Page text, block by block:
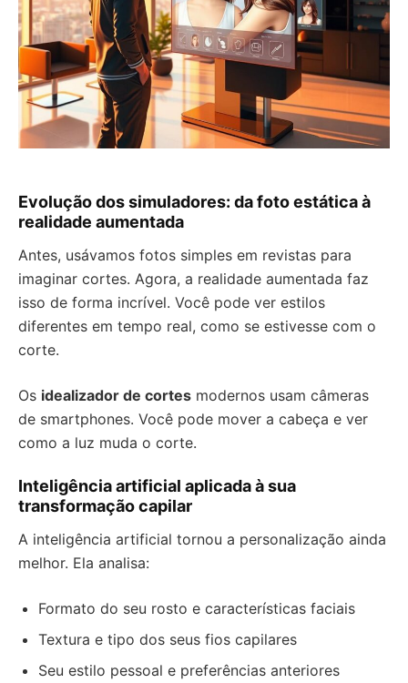
Evolução dos simuladores: da foto estática à
realidade aumentada
Antes, usávamos fotos simples em revistas para
imaginar cortes. Agora, a realidade aumentada faz
isso de forma incrível. Você pode ver estilos
diferentes em tempo real, como se estivesse com o
corte.
Os idealizador de cortes modernos usam câmeras
de smartphones. Você pode mover a cabeça e ver
como a luz muda o corte.
Inteligência artificial aplicada à sua
transformação capilar
A inteligência artificial tornou a personalização ainda
melhor. Ela analisa:
Formato do seu rosto e características faciais
Textura e tipo dos seus fios capilares
Seu estilo pessoal e preferências anteriores